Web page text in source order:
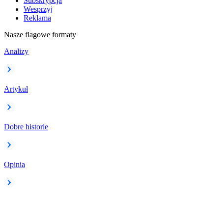
Wesprzyj
Reklama
Nasze flagowe formaty
Analizy
Artykuł
Dobre historie
Opinia